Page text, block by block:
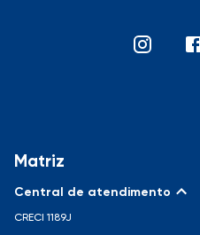
Matriz
Central de atendimento
CRECI 1189J